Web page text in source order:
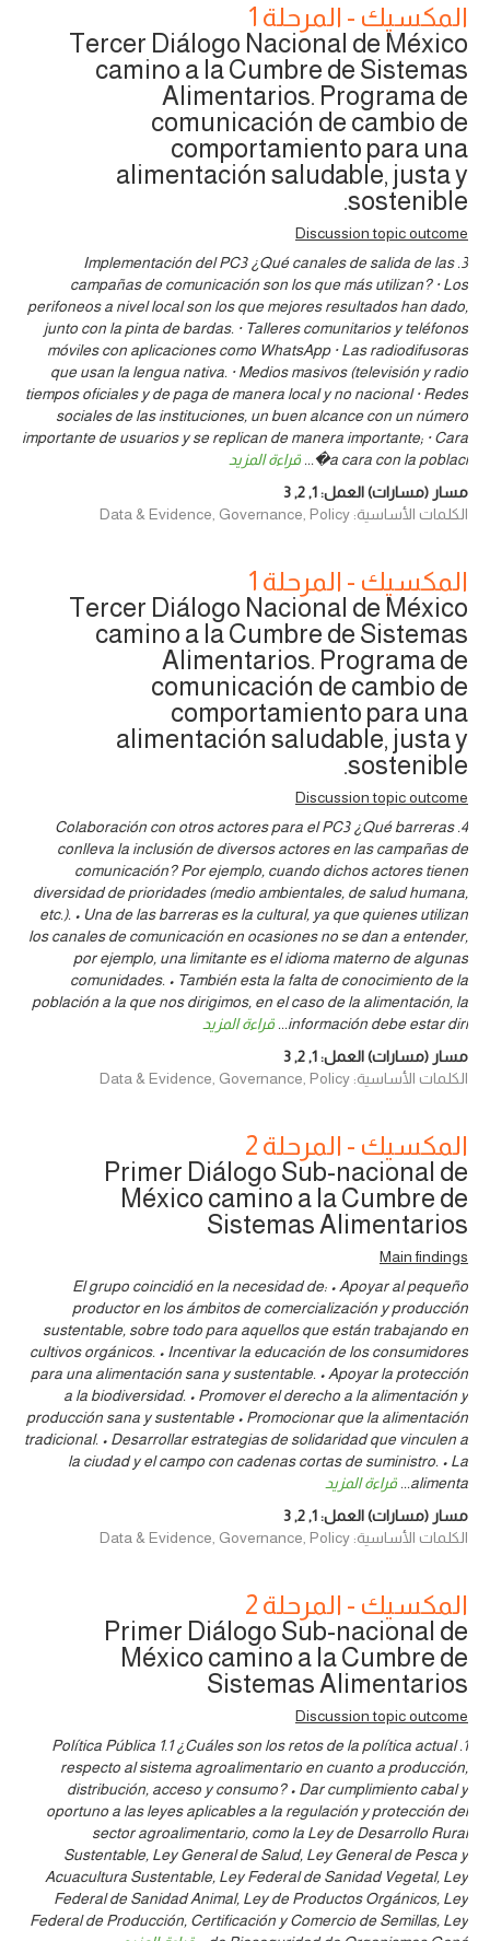
المكسيك - المرحلة 1
Tercer Diálogo Nacional de México
camino a la Cumbre de Sistemas
Alimentarios. Programa de
comunicación de cambio de
comportamiento para una
alimentación saludable, justa y
sostenible.
Discussion topic outcome
3. Implementación del PC3 ¿Qué canales de salida de las
campañas de comunicación son los que más utilizan? · Los
perifoneos a nivel local son los que mejores resultados han dado,
junto con la pinta de bardas. · Talleres comunitarios y teléfonos
móviles con aplicaciones como WhatsApp · Las radiodifusoras
que usan la lengua nativa. · Medios masivos (televisión y radio
tiempos oficiales y de paga de manera local y no nacional · Redes
sociales de las instituciones, un buen alcance con un número
importante de usuarios y se replican de manera importante; · Cara
a cara con la poblaci�
... قراءة المزيد
مسار (مسارات) العمل:1
,
2
,
3
الكلمات الأساسية: Data & Evidence, Governance, Policy
المكسيك - المرحلة 1
Tercer Diálogo Nacional de México
camino a la Cumbre de Sistemas
Alimentarios. Programa de
comunicación de cambio de
comportamiento para una
alimentación saludable, justa y
sostenible.
Discussion topic outcome
4. Colaboración con otros actores para el PC3 ¿Qué barreras
conlleva la inclusión de diversos actores en las campañas de
comunicación? Por ejemplo, cuando dichos actores tienen
diversidad de prioridades (medio ambientales, de salud humana,
etc.). • Una de las barreras es la cultural, ya que quienes utilizan
los canales de comunicación en ocasiones no se dan a entender,
por ejemplo, una limitante es el idioma materno de algunas
comunidades. • También esta la falta de conocimiento de la
población a la que nos dirigimos, en el caso de la alimentación, la
información debe estar diri
... قراءة المزيد
مسار (مسارات) العمل:1
,
2
,
3
الكلمات الأساسية: Data & Evidence, Governance, Policy
المكسيك - المرحلة 2
Primer Diálogo Sub-nacional de
México camino a la Cumbre de
Sistemas Alimentarios
Main findings
El grupo coincidió en la necesidad de: • Apoyar al pequeño
productor en los ámbitos de comercialización y producción
sustentable, sobre todo para aquellos que están trabajando en
cultivos orgánicos. • Incentivar la educación de los consumidores
para una alimentación sana y sustentable. • Apoyar la protección
a la biodiversidad. • Promover el derecho a la alimentación y
producción sana y sustentable • Promocionar que la alimentación
tradicional. • Desarrollar estrategias de solidaridad que vinculen a
la ciudad y el campo con cadenas cortas de suministro. • La
alimenta
... قراءة المزيد
مسار (مسارات) العمل:1
,
2
,
3
الكلمات الأساسية: Data & Evidence, Governance, Policy
المكسيك - المرحلة 2
Primer Diálogo Sub-nacional de
México camino a la Cumbre de
Sistemas Alimentarios
Discussion topic outcome
1. Política Pública 1.1 ¿Cuáles son los retos de la política actual
respecto al sistema agroalimentario en cuanto a producción,
distribución, acceso y consumo? • Dar cumplimiento cabal y
oportuno a las leyes aplicables a la regulación y protección del
sector agroalimentario, como la Ley de Desarrollo Rural
Sustentable, Ley General de Salud, Ley General de Pesca y
Acuacultura Sustentable, Ley Federal de Sanidad Vegetal, Ley
Federal de Sanidad Animal, Ley de Productos Orgánicos, Ley
Federal de Producción, Certificación y Comercio de Semillas, Ley